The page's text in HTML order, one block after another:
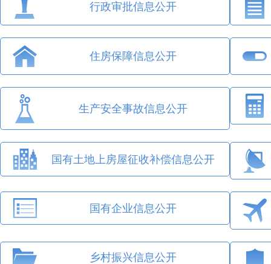
行政审批信息公开
住房保障信息公开
生产安全事故信息公开
国有土地上房屋征收补偿信息公开
国有企业信息公开
乡村振兴信息公开